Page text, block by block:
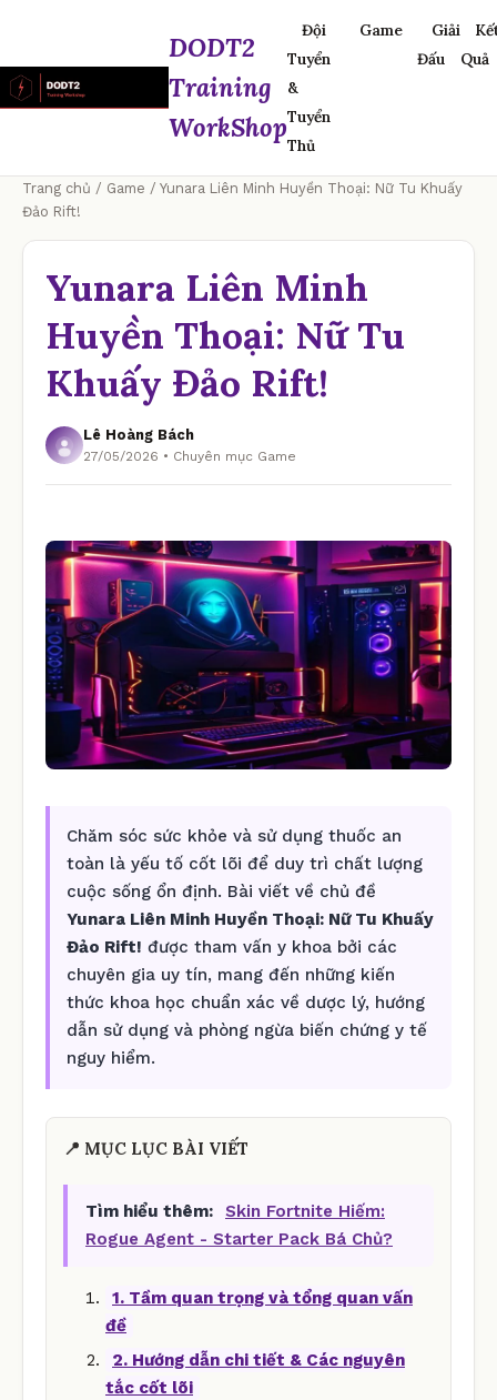
DODT2
Training
WorkShop
Đội
Tuyển
&
Tuyển
Thủ
Game
Giải
Đấu
Quả
Trang chủ / Game / Yunara Liên Minh Huyền Thoại: Nữ Tu Khuấy
Đảo Rift!
Yunara Liên Minh
Huyền Thoại: Nữ Tu
Khuấy Đảo Rift!
Lê Hoàng Bách
27/05/2026 • Chuyên mục Game
Chăm sóc sức khỏe và sử dụng thuốc an
toàn là yếu tố cốt lõi để duy trì chất lượng
cuộc sống ổn định. Bài viết về chủ đề
Yunara Liên Minh Huyền Thoại: Nữ Tu Khuấy
Đảo Rift! được tham vấn y khoa bởi các
chuyên gia uy tín, mang đến những kiến
thức khoa học chuẩn xác về dược lý, hướng
dẫn sử dụng và phòng ngừa biến chứng y tế
nguy hiểm.
📍 MỤC LỤC BÀI VIẾT
Tìm hiểu thêm:
Skin Fortnite Hiếm:
Rogue Agent - Starter Pack Bá Chủ?
1. Tầm quan trọng và tổng quan vấn
đề
2. Hướng dẫn chi tiết & Các nguyên
tắc cốt lõi